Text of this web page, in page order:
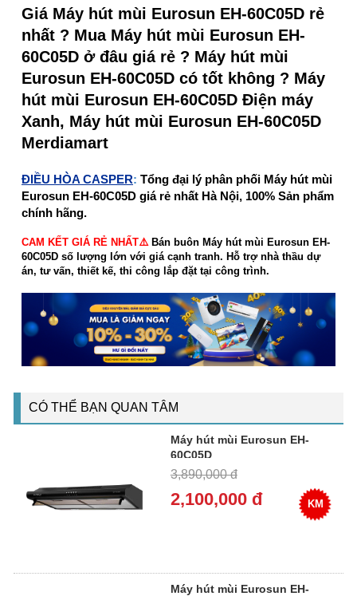
Giá Máy hút mùi Eurosun EH-60C05D rẻ
nhất ? Mua Máy hút mùi Eurosun EH-
60C05D ở đâu giá rẻ ? Máy hút mùi
Eurosun EH-60C05D có tốt không ? Máy
hút mùi Eurosun EH-60C05D Điện máy
Xanh, Máy hút mùi Eurosun EH-60C05D
Merdiamart
ĐIỀU HÒA CASPER: Tổng đại lý phân phối Máy hút mùi
Eurosun EH-60C05D giá rẻ nhất Hà Nội, 100% Sản phẩm
chính hãng.
CAM KẾT GIÁ RẺ NHẤT⚠️ Bán buôn Máy hút mùi Eurosun EH-
60C05D số lượng lớn với giá cạnh tranh. Hỗ trợ nhà thầu dự
án, tư vấn, thiết kế, thi công lắp đặt tại công trình.
CÓ THỂ BẠN QUAN TÂM
Máy hút mùi Eurosun EH-
60C05D
3,890,000 đ
2,100,000 đ KM
Máy hút mùi Eurosun EH-